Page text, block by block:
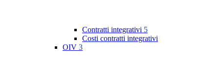
Contratti integrativi 5
Costi contratti integrativi
OIV 3